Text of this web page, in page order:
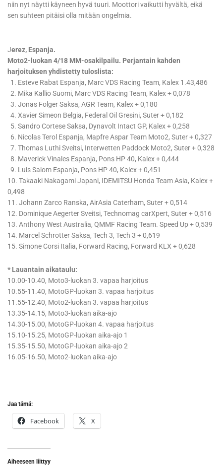
niin nyt näytti käyneen hyvä tuuri. Moottori vaikutti hyvältä, eikä
sen suhteen pitäisi olla mitään ongelmia.
Jerez, Espanja.
Moto2-luokan 4/18 MM-osakilpailu. Perjantain kahden
harjoituksen yhdistetty tuloslista:
1. Esteve Rabat Espanja, Marc VDS Racing Team, Kalex 1.43,486
2. Mika Kallio Suomi, Marc VDS Racing Team, Kalex + 0,078
3. Jonas Folger Saksa, AGR Team, Kalex + 0,180
4. Xavier Simeon Belgia, Federal Oil Gresini, Suter + 0,182
5. Sandro Cortese Saksa, Dynavolt Intact GP, Kalex + 0,258
6. Nicolas Terol Espanja, Mapfre Aspar Team Moto2, Suter + 0,327
7. Thomas Luthi Sveitsi, Interwetten Paddock Moto2, Suter + 0,328
8. Maverick Vinales Espanja, Pons HP 40, Kalex + 0,444
9. Luis Salom Espanja, Pons HP 40, Kalex + 0,451
10. Takaaki Nakagami Japani, IDEMITSU Honda Team Asia, Kalex +
0,498
11. Johann Zarco Ranska, AirAsia Caterham, Suter + 0,514
12. Dominique Aegerter Sveitsi, Technomag carXpert, Suter + 0,516
13. Anthony West Australia, QMMF Racing Team. Speed Up + 0,539
14. Marcel Schrotter Saksa, Tech 3, Tech 3 + 0,619
15. Simone Corsi Italia, Forward Racing, Forward KLX + 0,628
* Lauantain aikataulu:
10.00-10.40, Moto3-luokan 3. vapaa harjoitus
10.55-11.40, MotoGP-luokan 3. vapaa harjoitus
11.55-12.40, Moto2-luokan 3. vapaa harjoitus
13.35-14.15, Moto3-luokan aika-ajo
14.30-15.00, MotoGP-luokan 4. vapaa harjoitus
15.10-15.25, MotoGP-luokan aika-ajo 1
15.35-15.50, MotoGP-luokan aika-ajo 2
16.05-16.50, Moto2-luokan aika-ajo
Jaa tämä:
Facebook X
Aiheeseen liittyy